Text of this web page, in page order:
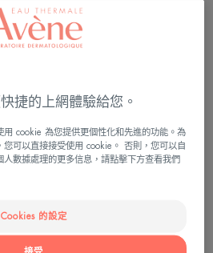
捷的上網體驗給您。
用 cookie 為您提供更個性化和先進的功能。為
您可以直接接受使用 cookie。 否則，您可以自
數據處理的更多信息，請點擊下方查看我們
Cookies 的設定